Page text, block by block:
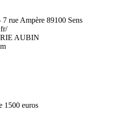
rue Ampère 89100 Sens
AUBIN
1500 euros